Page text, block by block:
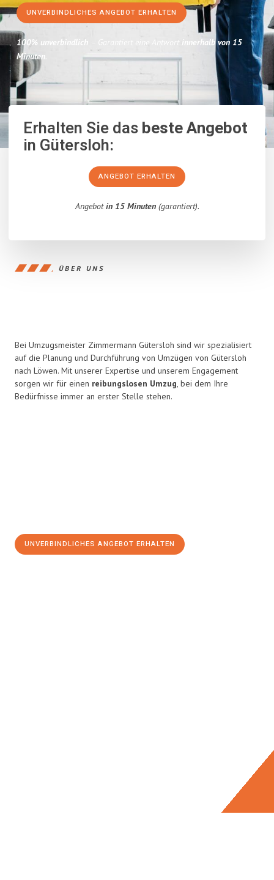
UNVERBINDLICHES ANGEBOT ERHALTEN
100% unverbindlich – Garantiert eine Antwort innerhalb von 15
Minuten.
Erhalten Sie dasbeste Angebot
in Gütersloh:
ANGEBOT ERHALTEN
Angebotin 15 Minuten(garantiert).
ÜBER UNS
Bei Umzugsmeister Zimmermann Gütersloh sind wir spezialisiert
auf die Planung und Durchführung von Umzügen von Gütersloh
nach Löwen. Mit unserer Expertise und unserem Engagement
sorgen wir für einen reibungslosen Umzug, bei dem Ihre
Bedürfnisse immer an erster Stelle stehen.
UNVERBINDLICHES ANGEBOT ERHALTEN